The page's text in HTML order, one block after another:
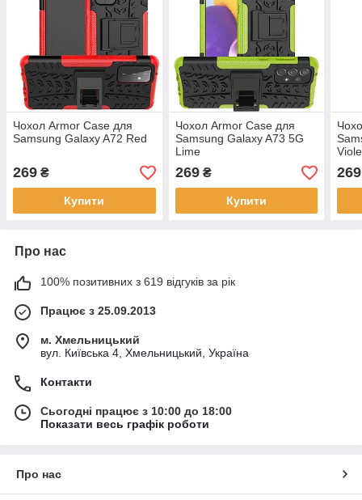
Чохол Armor Case для
Samsung Galaxy A72 Red
269 ₴
Купити
Чохол Armor Case для
Samsung Galaxy A73 5G
Lime
269₴
Купити
269
Про нас
100% позитивних з 619 відгуків за рік
Працює з 25.09.2013
м. Хмельницький
вул. Київська 4, Хмельницький, Україна
Контакти
Сьогодні працює з 10:00 до 18:00
Показати весь графік роботи
Про нас